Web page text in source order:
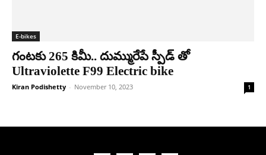
E-bikes
గంటకు 265 కిమీ.. దుమ్మురేపే స్పీడ్ తో
Ultraviolette F99 Electric bike
Kiran Podishetty - November 10, 2023 1